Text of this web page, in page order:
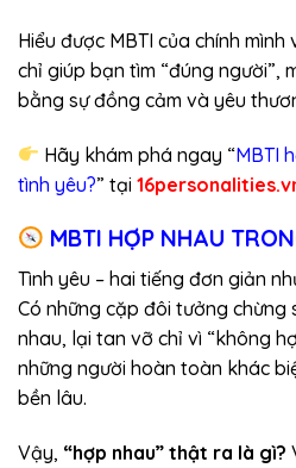
Hiểu được MBTI của chính
chỉ giúp bạn tìm “đúng người”,
bằng sự đồng cảm và yêu
Hãy khám phá ngay “MBTI
tình yêu?” tại
MBTI HỢP NHAU
Tình yêu – hai tiếng đơn giản
Có những cặp đôi tưởng chừng
nhau, lại tan vỡ chỉ vì “không
những người hoàn toàn khác
bền lâu.
Vậy, “hợp nhau” thật ra là gì?